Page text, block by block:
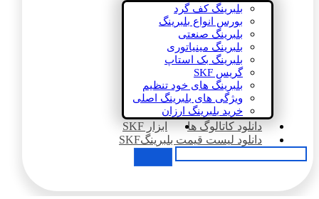
بلبرینگ کف گرد
بورس انواع بلبرینگ
بلبرینگ صنعتی
بلبرینگ مینیاتوری
بلبرینگ بک استاپ
گریس SKF
بلبرینگ های خود تنظیم
ویژگی های بلبرینگ اصلی
خرید بلبرینگ ارزان
دانلود کاتالوگ ها
ابزار SKF
دانلود لیست قیمت بلبرینگSKF